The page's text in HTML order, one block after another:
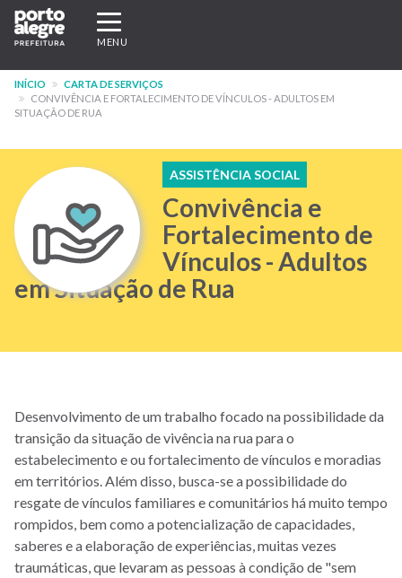
Pular
para
conteúdo
principal
Expandir/recolher
navegação
MENU
INÍCIO
CARTA DE SERVIÇOS
CONVIVÊNCIA E FORTALECIMENTO DE VÍNCULOS - ADULTOS EM
SITUAÇÃO DE RUA
ASSISTÊNCIA SOCIAL
Convivência e
Fortalecimento de
Vínculos - Adultos
em Situação de Rua
Desenvolvimento de um trabalho focado na possibilidade da
transição da situação de vivência na rua para o
estabelecimento e ou fortalecimento de vínculos e moradias
em territórios. Além disso, busca-se a possibilidade do
resgate de vínculos familiares e comunitários há muito tempo
rompidos, bem como a potencialização de capacidades,
saberes e a elaboração de experiências, muitas vezes
traumáticas, que levaram as pessoas à condição de "sem